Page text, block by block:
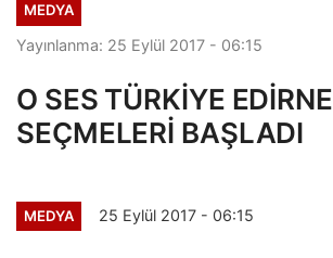
MEDYA
Yayınlanma: 25 Eylül 2017 - 06:15
O SES TÜRKİYE EDİRNE
SEÇMELERİ BAŞLADI
MEDYA 25 Eylül 2017 - 06:15